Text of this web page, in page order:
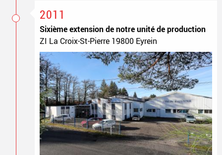
2011
Sixième extension de notre unité de production
ZI La Croix-St-Pierre 19800 Eyrein